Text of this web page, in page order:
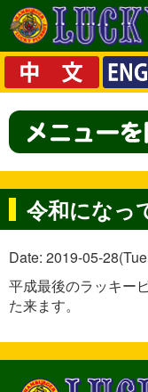
令和になっ
Date: 2019-05-
平成最後のラッキー
た来ます。